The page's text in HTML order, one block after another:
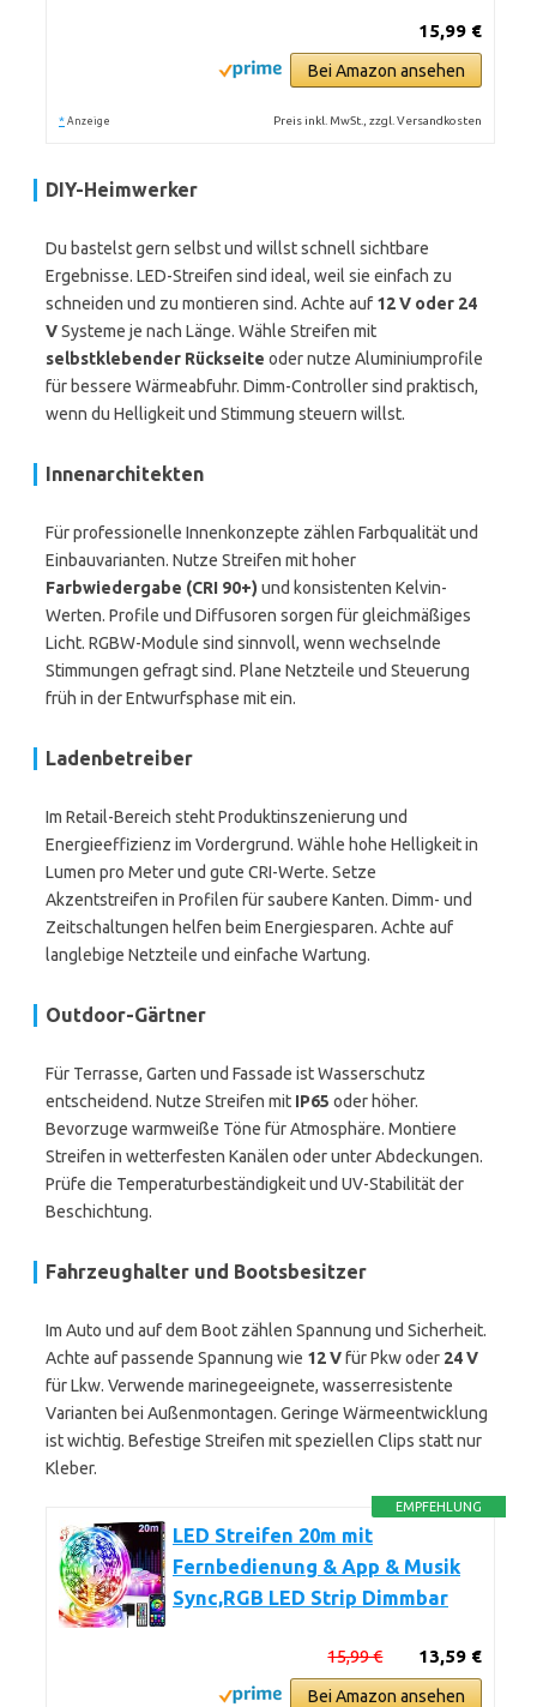
15,99 €
Bei Amazon ansehen
* Anzeige Preis inkl. MwSt., zzgl. Versandkosten
DIY-Heimwerker
Du bastelst gern selbst und willst schnell sichtbare
Ergebnisse. LED-Streifen sind ideal, weil sie einfach zu
schneiden und zu montieren sind. Achte auf 12 V oder 24
VSysteme je nach Länge. Wähle Streifen mit
selbstklebender Rückseite oder nutze Aluminiumprofile
für bessere Wärmeabfuhr. Dimm-Controller sind praktisch,
wenn du Helligkeit und Stimmung steuern willst.
Innenarchitekten
Für professionelle Innenkonzepte zählen Farbqualität und
Einbauvarianten. Nutze Streifen mit hoher
Farbwiedergabe (CRI 90+) und konsistenten Kelvin-
Werten. Profile und Diffusoren sorgen für gleichmäßiges
Licht. RGBW-Module sind sinnvoll, wenn wechselnde
Stimmungen gefragt sind. Plane Netzteile und Steuerung
früh in der Entwurfsphase mit ein.
Ladenbetreiber
Im Retail-Bereich steht Produktinszenierung und
Energieeffizienz im Vordergrund. Wähle hohe Helligkeit in
Lumen pro Meter und gute CRI-Werte. Setze
Akzentstreifen in Profilen für saubere Kanten. Dimm- und
Zeitschaltungen helfen beim Energiesparen. Achte auf
langlebige Netzteile und einfache Wartung.
Outdoor-Gärtner
Für Terrasse, Garten und Fassade ist Wasserschutz
entscheidend. Nutze Streifen mit IP65 oder höher.
Bevorzuge warmweiße Töne für Atmosphäre. Montiere
Streifen in wetterfesten Kanälen oder unter Abdeckungen.
Prüfe die Temperaturbeständigkeit und UV-Stabilität der
Beschichtung.
Fahrzeughalter und Bootsbesitzer
Im Auto und auf dem Boot zählen Spannung und Sicherheit.
Achte auf passende Spannung wie 12 Vfür Pkw oder 24 V
für Lkw. Verwende marinegeeignete, wasserresistente
Varianten bei Außenmontagen. Geringe Wärmeentwicklung
ist wichtig. Befestige Streifen mit speziellen Clips statt nur
Kleber.
EMPFEHLUNG
LED Streifen 20m mit
Fernbedienung & App & Musik
Sync,RGB LED Strip Dimmbar
13,59 €
15,99 €
Bei Amazon ansehen